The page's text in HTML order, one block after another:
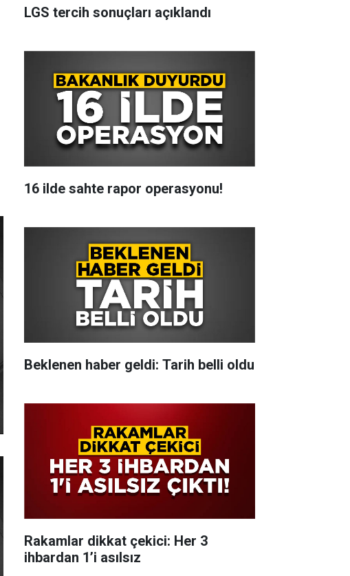
LGS tercih sonuçları açıklandı
16 ilde sahte rapor operasyonu!
Beklenen haber geldi: Tarih belli oldu
Rakamlar dikkat çekici: Her 3
ihbardan 1’i asılsız